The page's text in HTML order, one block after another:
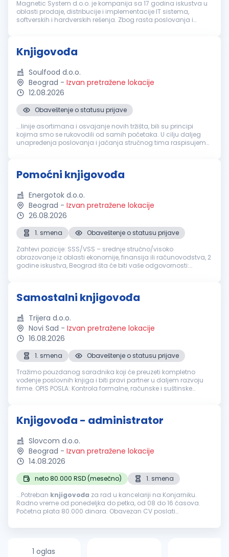
Magnetic System d.o.o. je kompanija sa 17 godina iskustva u
oblasti prodaje, distribucije i implementacije IT sistema,
softverskih i hardverskih rešenja. Zbog rasta poslovanja i
Knjigovođa
Soulfood d.o.o.
Beograd - Izvan pretražene lokacije
12.08.2026
Obaveštenje o statusu prijave
...linije asortimana i osvajanje novih tržišta, bili su principi
kojima smo se rukovodili od samih početaka. U cilju daljeg
unapređenja poslovanja i jačanja stručnog tima raspisujemo
Pomoćni knjigovođa
Energotok d.o.o.
Beograd - Izvan pretražene lokacije
26.08.2026
1. smena
Obaveštenje o statusu prijave
Zahtevi pozicije: SSS/VSS – srednje stručno/visoko
obrazovanje iz oblasti ekonomije, finansija ili računovodstva, 2
godine iskustva, Beograd šta će biti vaše odgovornosti:
Samostalni knjigovođa
Trijera d.o.o.
Novi Sad - Izvan pretražene lokacije
16.08.2026
1. smena
Obaveštenje o statusu prijave
Tražimo pouzdanog saradnika koji će preuzeti kompletno
vođenje poslovnih knjiga i biti pravi partner u daljem razvoju
firme. OPIS POSLA: Kontrola formalne, računske i suštinske
Knjigovođa - administrator
Slovcom d.o.o.
Beograd - Izvan pretražene lokacije
14.08.2026
neto 80.000 RSD (mesečno)
1. smena
...Potreban knjigovođa za rad u kancelariji na Konjarniku.
Radno vreme od ponedeljka do petka, od 08 do 16 časova.
Početna plata 80.000 dinara. Obavezan CV poslati
1 oglas